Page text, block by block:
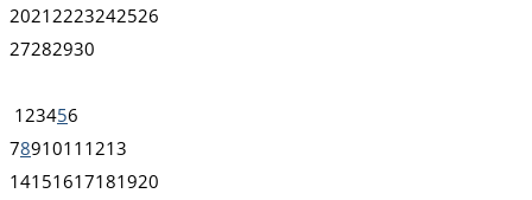
2021 2223242526
27282930
1 23456
7891011 1213
14151617181920